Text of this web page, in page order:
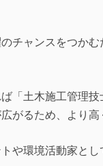
チャンスをつか
「土木施工管理技
がるため、より高
や環境活動家とし